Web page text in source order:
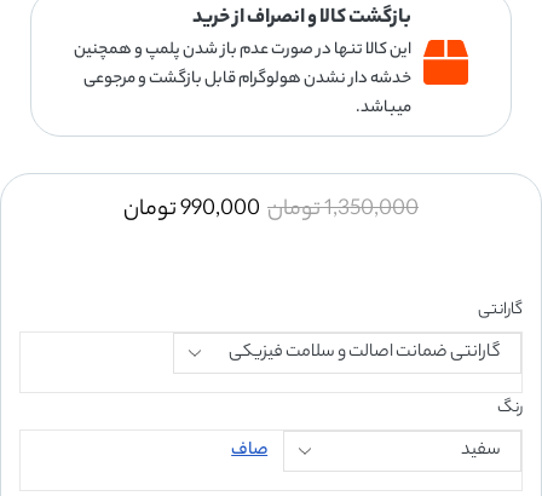
بازگشت کالا و انصراف از خرید
این کالا تنها در صورت عدم باز شدن پلمپ و همچنین
خدشه دار نشدن هولوگرام قابل بازگشت و مرجوعی
میباشد.
1,350,000تومان 990,000تومان
گارانتی
رنگ
صاف